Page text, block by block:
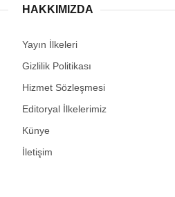
HAKKIMIZDA
Yayın İlkeleri
Gizlilik Politikası
Hizmet Sözleşmesi
Editoryal İlkelerimiz
Künye
İletişim